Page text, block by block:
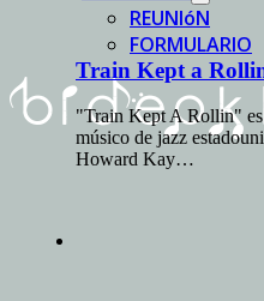
REUNIóN
FORMULARIO
Train Kept a
"Train Kept A Rollin" es
músico de jazz
Howard Kay…